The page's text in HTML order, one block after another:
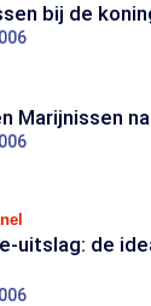
bij de
Marijnissen
uitslag: de